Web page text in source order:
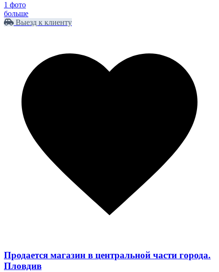
1 фото
больше
Выезд к клиенту
Продается магазин в центральной части города.
Пловдив